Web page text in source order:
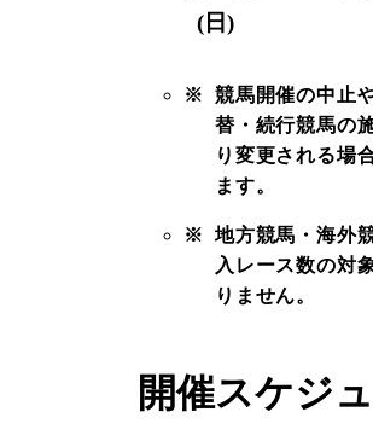
(日)
※
競馬開催の中止
替・続行競馬の
り変更される場
ます。
※
地方競馬・海外
入レース数の対
りません。
開催スケジ